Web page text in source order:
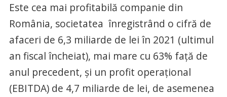
Este cea mai profitabilă companie din
România, societatea înregistrând o cifră de
afaceri de 6,3 miliarde de lei în 2021 (ultimul
an fiscal încheiat), mai mare cu 63% față de
anul precedent, și un profit operațional
(EBITDA) de 4,7 miliarde de lei, de asemenea